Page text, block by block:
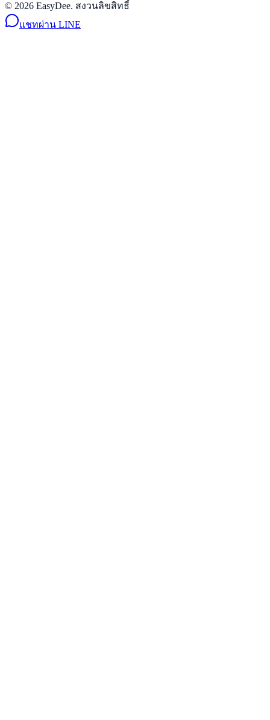
© 2026 EasyDee. สงวนลิขสิทธิ์
แชทผ่าน LINE